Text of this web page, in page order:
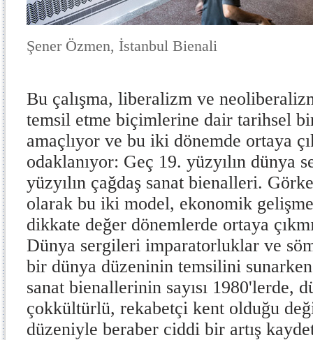
Şener Özmen, İstanbul Bienali
Bu çalışma, liberalizm ve
temsil etme biçimlerine dair tarihsel
amaçlıyor ve bu iki dönemde ortaya
odaklanıyor: Geç 19. yüzyılın dünya
yüzyılın çağdaş sanat bienalleri.
olarak bu iki model, ekonomik
dikkate değer dönemlerde ortaya
Dünya sergileri imparatorluklar ve
bir dünya düzeninin temsilini
sanat bienallerinin sayısı 1980'lerde,
çokkültürlü, rekabetçi kent olduğu
düzeniyle beraber ciddi bir artış